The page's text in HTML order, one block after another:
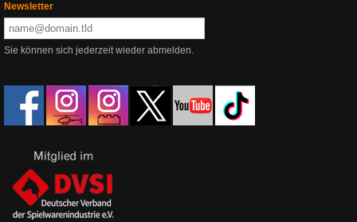
Newsletter
Sie können sich jederzeit wieder abmelden.